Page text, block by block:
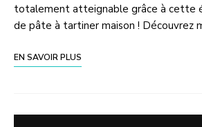
totalement atteignable grâce à cette
de pâte à tartiner maison ! Découvrez
EN SAVOIR PLUS